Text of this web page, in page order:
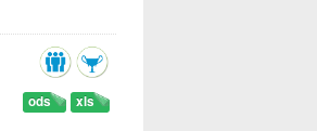
xls
ods